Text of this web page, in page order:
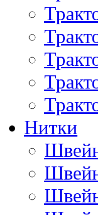
Нитки